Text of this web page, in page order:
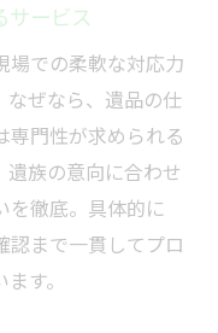
サービス
場での柔軟な対応力
なぜなら、遺品の仕
専門性が求められる
族の意向に合わせ
を徹底。具体的に
認まで一貫してプロ
す。